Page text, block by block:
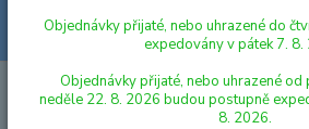
STAVEBNICE SEVA Seva KLASIK
Objednávky přijaté, nebo uhrazené do
expedovány v pátek 7. 8.
Objednávky přijaté, nebo uhrazené od
neděle 22. 8. 2026 budou postupně
8. 2026.